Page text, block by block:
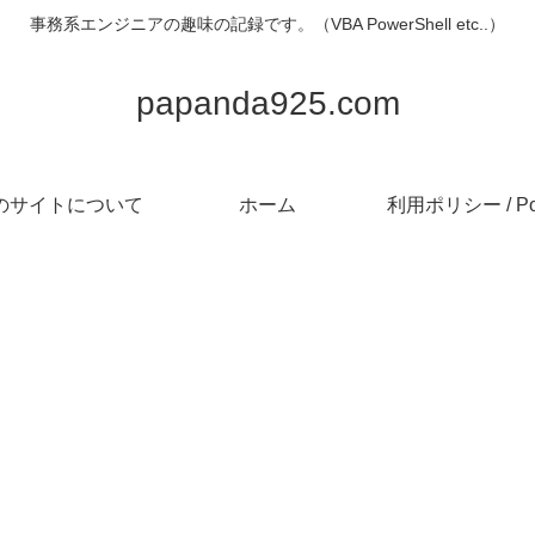
事務系エンジニアの趣味の記録です。（VBA PowerShell etc..）
papanda925.com
サイトについて ホーム 利用ポリシー /